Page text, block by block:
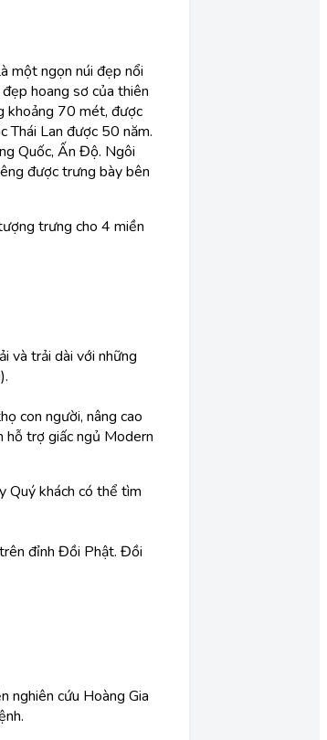
một ngọn núi đẹp nổi
hoang sơ của thiên
khoảng 70 mét, được
Thái Lan được 50 năm.
Quốc, Ấn Độ. Ngôi
được trưng bày bên
trưng cho 4 miền
và trải dài với những
con người, nâng cao
hỗ trợ giấc ngủ Modern
Quý khách có thể tìm
đỉnh Đồi Phật. Đồi
nghiên cứu Hoàng Gia